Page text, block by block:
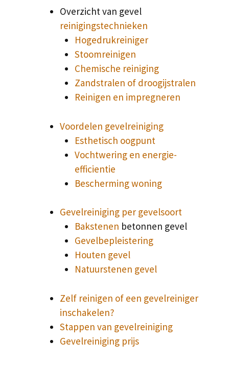
Overzicht van gevel
reinigingstechnieken
Hogedrukreiniger
Stoomreinigen
Chemische reiniging
Zandstralen of droogijstralen
Reinigen en impregneren
Voordelen gevelreiniging
Esthetisch oogpunt
Vochtwering en energie-
efficientie
Bescherming woning
Gevelreiniging per gevelsoort
Bakstenen betonnen gevel
Gevelbepleistering
Houten gevel
Natuurstenen gevel
Zelf reinigen of een gevelreiniger
inschakelen?
Stappen van gevelreiniging
Gevelreiniging prijs